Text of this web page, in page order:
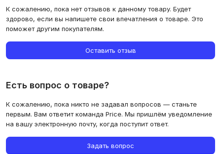
К сожалению, пока нет отзывов к данному товару. Будет
здорово, если вы напишете свои впечатления о товаре. Это
поможет другим покупателям.
Оставить отзыв
Есть вопрос о товаре?
К сожалению, пока никто не задавал вопросов — станьте
первым. Вам ответит команда Price. Мы пришлём уведомление
на вашу электронную почту, когда поступит ответ.
Задать вопрос